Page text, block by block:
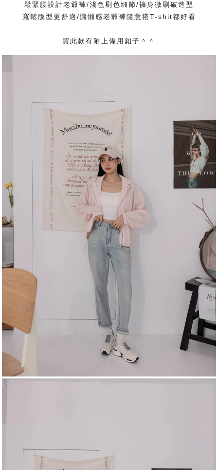
鬆緊腰設計老爺褲/淺色刷色細節/褲身微刷破造型
寬鬆版型更舒適/慵懶感老爺褲隨意搭T-shit都好看
買此款有附上備用釦子＾＾